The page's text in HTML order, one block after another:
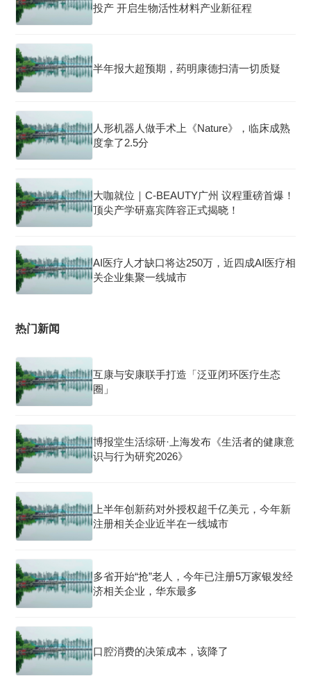
投产 开启生物活性材料产业新征程
半年报大超预期，药明康德扫清一切质疑
人形机器人做手术上《Nature》，临床成熟
度拿了2.5分
大咖就位｜C-BEAUTY广州 议程重磅首爆！
顶尖产学研嘉宾阵容正式揭晓！
AI医疗人才缺口将达250万，近四成AI医疗相
关企业集聚一线城市
热门新闻
互康与安康联手打造「泛亚闭环医疗生态
圈」
博报堂生活综研·上海发布《生活者的健康意
识与行为研究2026》
上半年创新药对外授权超千亿美元，今年新
注册相关企业近半在一线城市
多省开始“抢”老人，今年已注册5万家银发经
济相关企业，华东最多
口腔消费的决策成本，该降了